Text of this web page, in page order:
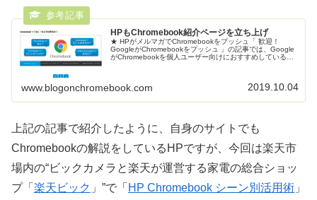
HPもChromebook紹介ページを立ち上げ
★ HPがメルマガでChromebookをプッシュ「 歓迎！
GoogleがChromebookをプッシュ 」の記事では、Google
がChromebookを個人ユーザー向けにおすすめしている
www.blogonchromebook.com 2019.10.04
上記の記事で紹介したように、自身のサイトでも
Chromebookの解説をしているHPですが、今回は楽天市
場内の“ビックカメラと楽天が運営する家電の総合ショッ
プ「 楽天ビック 」”で「 HP Chromebook シーン別活用術 」